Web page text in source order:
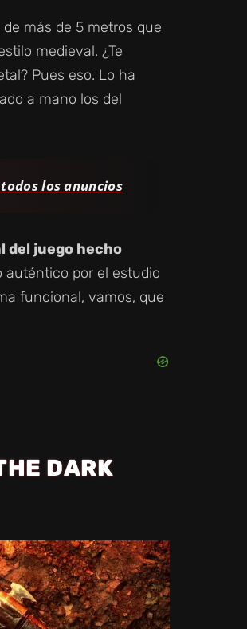
más de 5 metros que
medieval. ¿Te
Pues eso. Lo ha
a mano los del
todos los anuncios
del juego hecho
auténtico por el estudio
funcional, vamos, que
DARK